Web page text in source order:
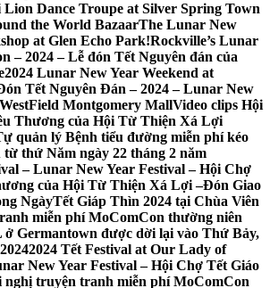
Dance Troupe at Silver Spring Town
the World BazaarThe Lunar New
at Glen Echo Park!Rockville’s Lunar
– 2024 – Lễ đón Tết Nguyên đán của
2024 Lunar New Year Weekend at
Tết Nguyên Đán – 2024 – Lunar New
Montgomery MallVideo clips Hội
Thương của Hội Từ Thiện Xá Lợi
quản lý Bệnh tiểu đường miễn phí kéo
từ thứ Năm ngày 22 tháng 2 năm
– Lunar New Year Festival – Hội Chợ
của Hội Từ Thiện Xá Lợi –Đón Giao
NgàyTết Giáp Thìn 2024 tại Chùa Viên
miễn phí MoComCon thường niên
Germantown được dời lại vào Thứ Bảy,
2024 Tết Festival at Our Lady of
New Year Festival – Hội Chợ Tết Giáo
nghị truyện tranh miễn phí MoComCon